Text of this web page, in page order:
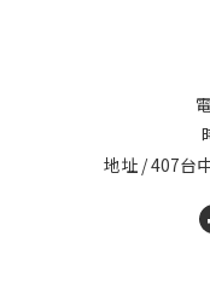
地址 / 407台